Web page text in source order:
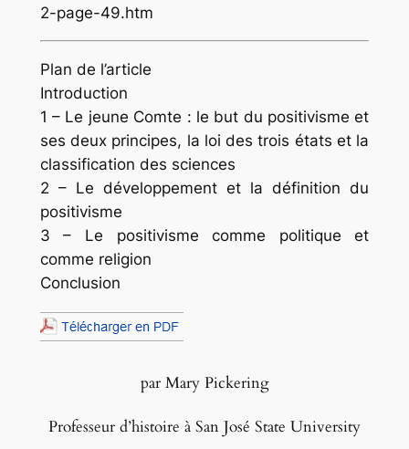
2-page-49.htm
Plan de l’article
Introduction
1 – Le jeune Comte : le but du positivisme et
ses deux principes, la loi des trois états et la
classification des sciences
2 – Le développement et la définition du
positivisme
3 – Le positivisme comme politique et
comme religion
Conclusion
par Mary Pickering
Professeur d’histoire à San José State University